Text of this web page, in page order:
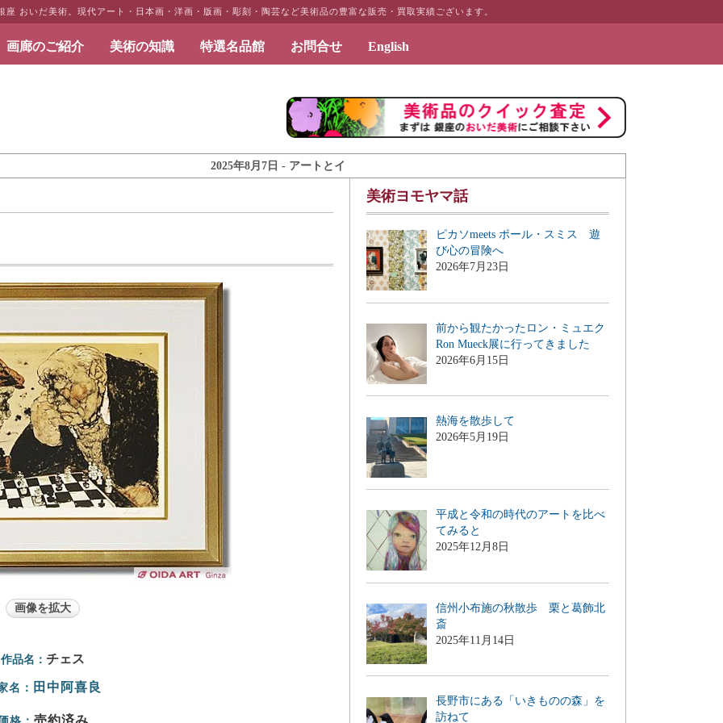
座 おいだ美術。現代アート・日本画・洋画・版画・彫刻・陶芸など美術品の豊富な販売・買取実績ございます。
画廊のご紹介 美術の知識 特選名品館 お問合せ English
美術
2025年8月7日 - アートとインテリアのギャラリーページ「絵画のある暮らしを」を公開致しました
画像を拡大
作品名： チェス
名： 田中阿喜良
売約済み
美術ヨモヤマ話
ピカソmeets ポール・スミス 遊
び心の冒険へ
2026年7月23日
前から観たかったロン・ミュエク
Ron Mueck展に行ってきました
2026年6月15日
熱海を散歩して
2026年5月19日
平成と令和の時代のアートを比べ
てみると
2025年12月8日
信州小布施の秋散歩 栗と葛飾北
斎
2025年11月14日
長野市にある「いきものの森」を
訪ねて